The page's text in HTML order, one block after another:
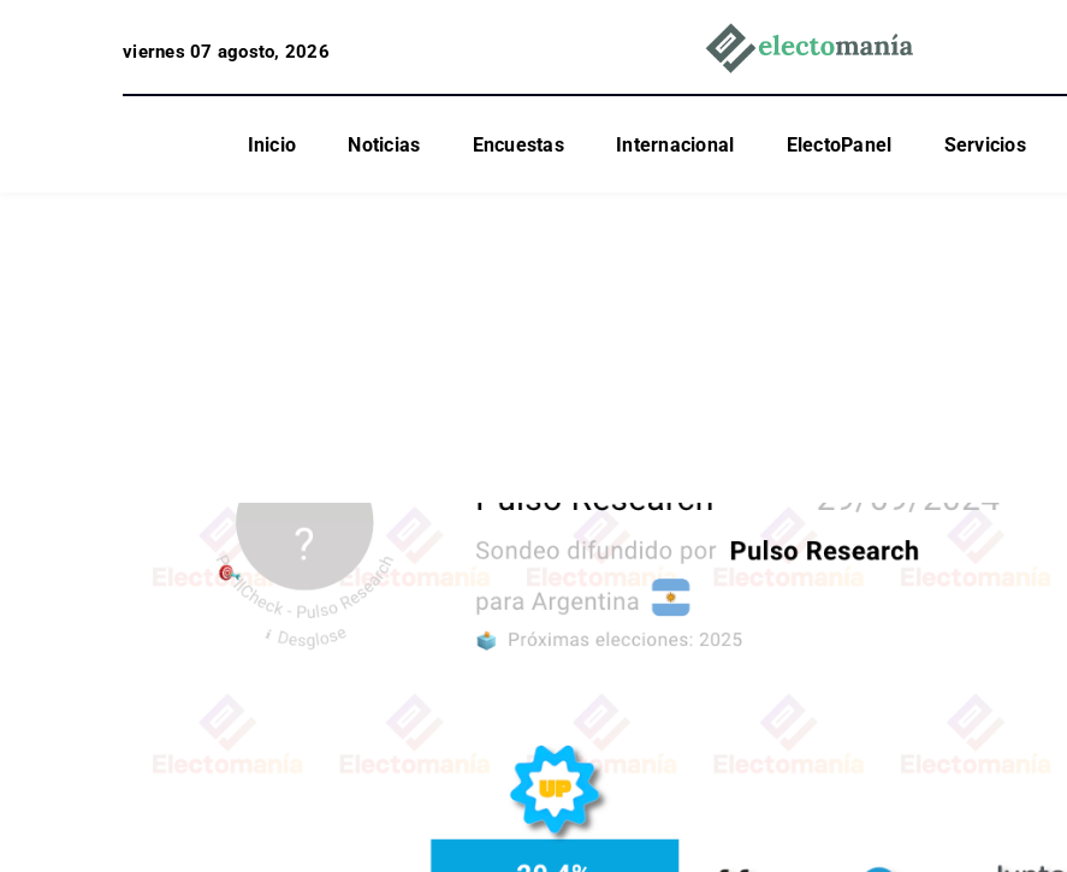
viernes 07 agosto, 2026
Inicio Noticias Encuestas Internacional ElectoPanel Servicios